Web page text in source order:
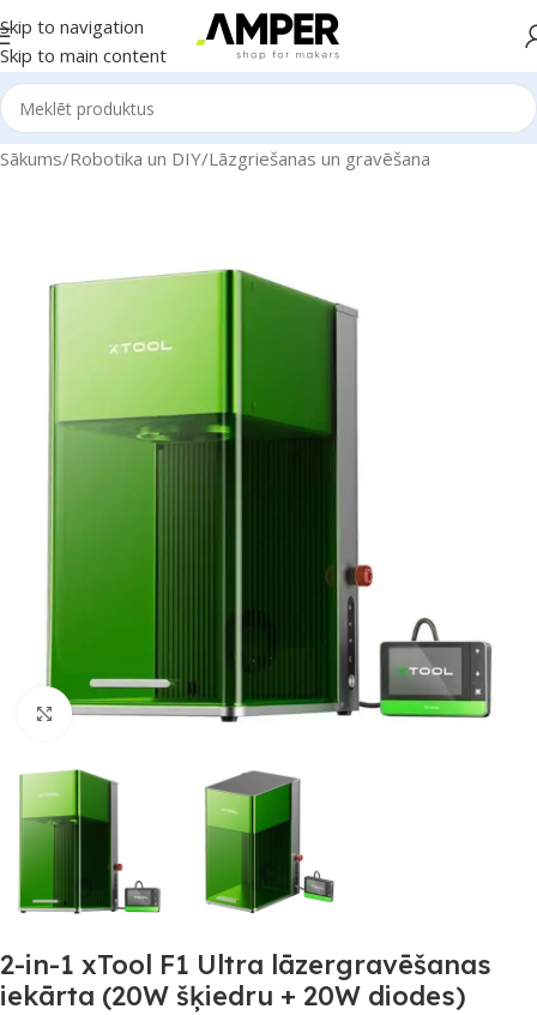
Skip to navigation
Skip to main content
Sākums/Robotika un DIY/Lāzgriešanas un gravēšana
Noklikšķiniet, lai palielinātu
2-in-1 xTool F1 Ultra lāzergravēšanas
iekārta (20W šķiedru + 20W diodes)